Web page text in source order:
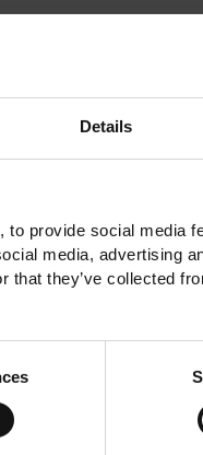
Details
provide social media
media, advertising
that they’ve collected
ihr euch nicht einloggen könnt.
damit verbundenen Spiele
zu spät eingeben wurde und
mit Hilfe eurer E-Mail-Adresse